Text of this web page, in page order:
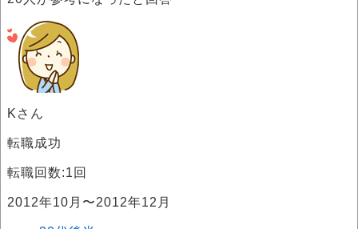
Kさん
転職成功
転職回数:1回
2012年10月〜2012年12月